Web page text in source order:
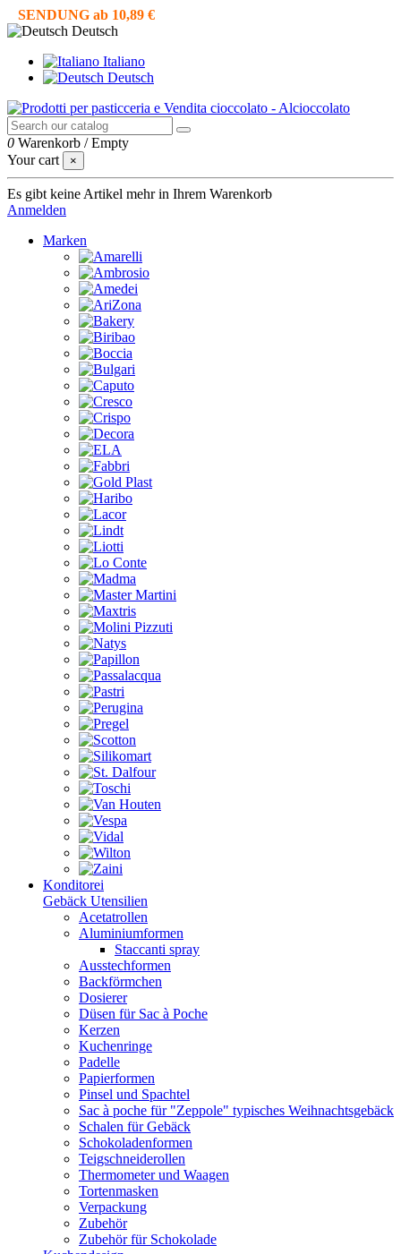
SENDUNG ab 10,89 €
Deutsch
Italiano
Deutsch
0 Warenkorb /Empty
Your cart
×
Es gibt keine Artikel mehr in Ihrem Warenkorb
Anmelden
Marken
Konditorei
Gebäck Utensilien
Acetatrollen
Aluminiumformen
Staccanti spray
Ausstechformen
Backförmchen
Dosierer
Düsen für Sac à Poche
Kerzen
Kuchenringe
Padelle
Papierformen
Pinsel und Spachtel
Sac à poche für "Zeppole" typisches Weihnachtsgebäck
Schalen für Gebäck
Schokoladenformen
Teigschneiderollen
Thermometer und Waagen
Tortenmasken
Verpackung
Zubehör
Zubehör für Schokolade